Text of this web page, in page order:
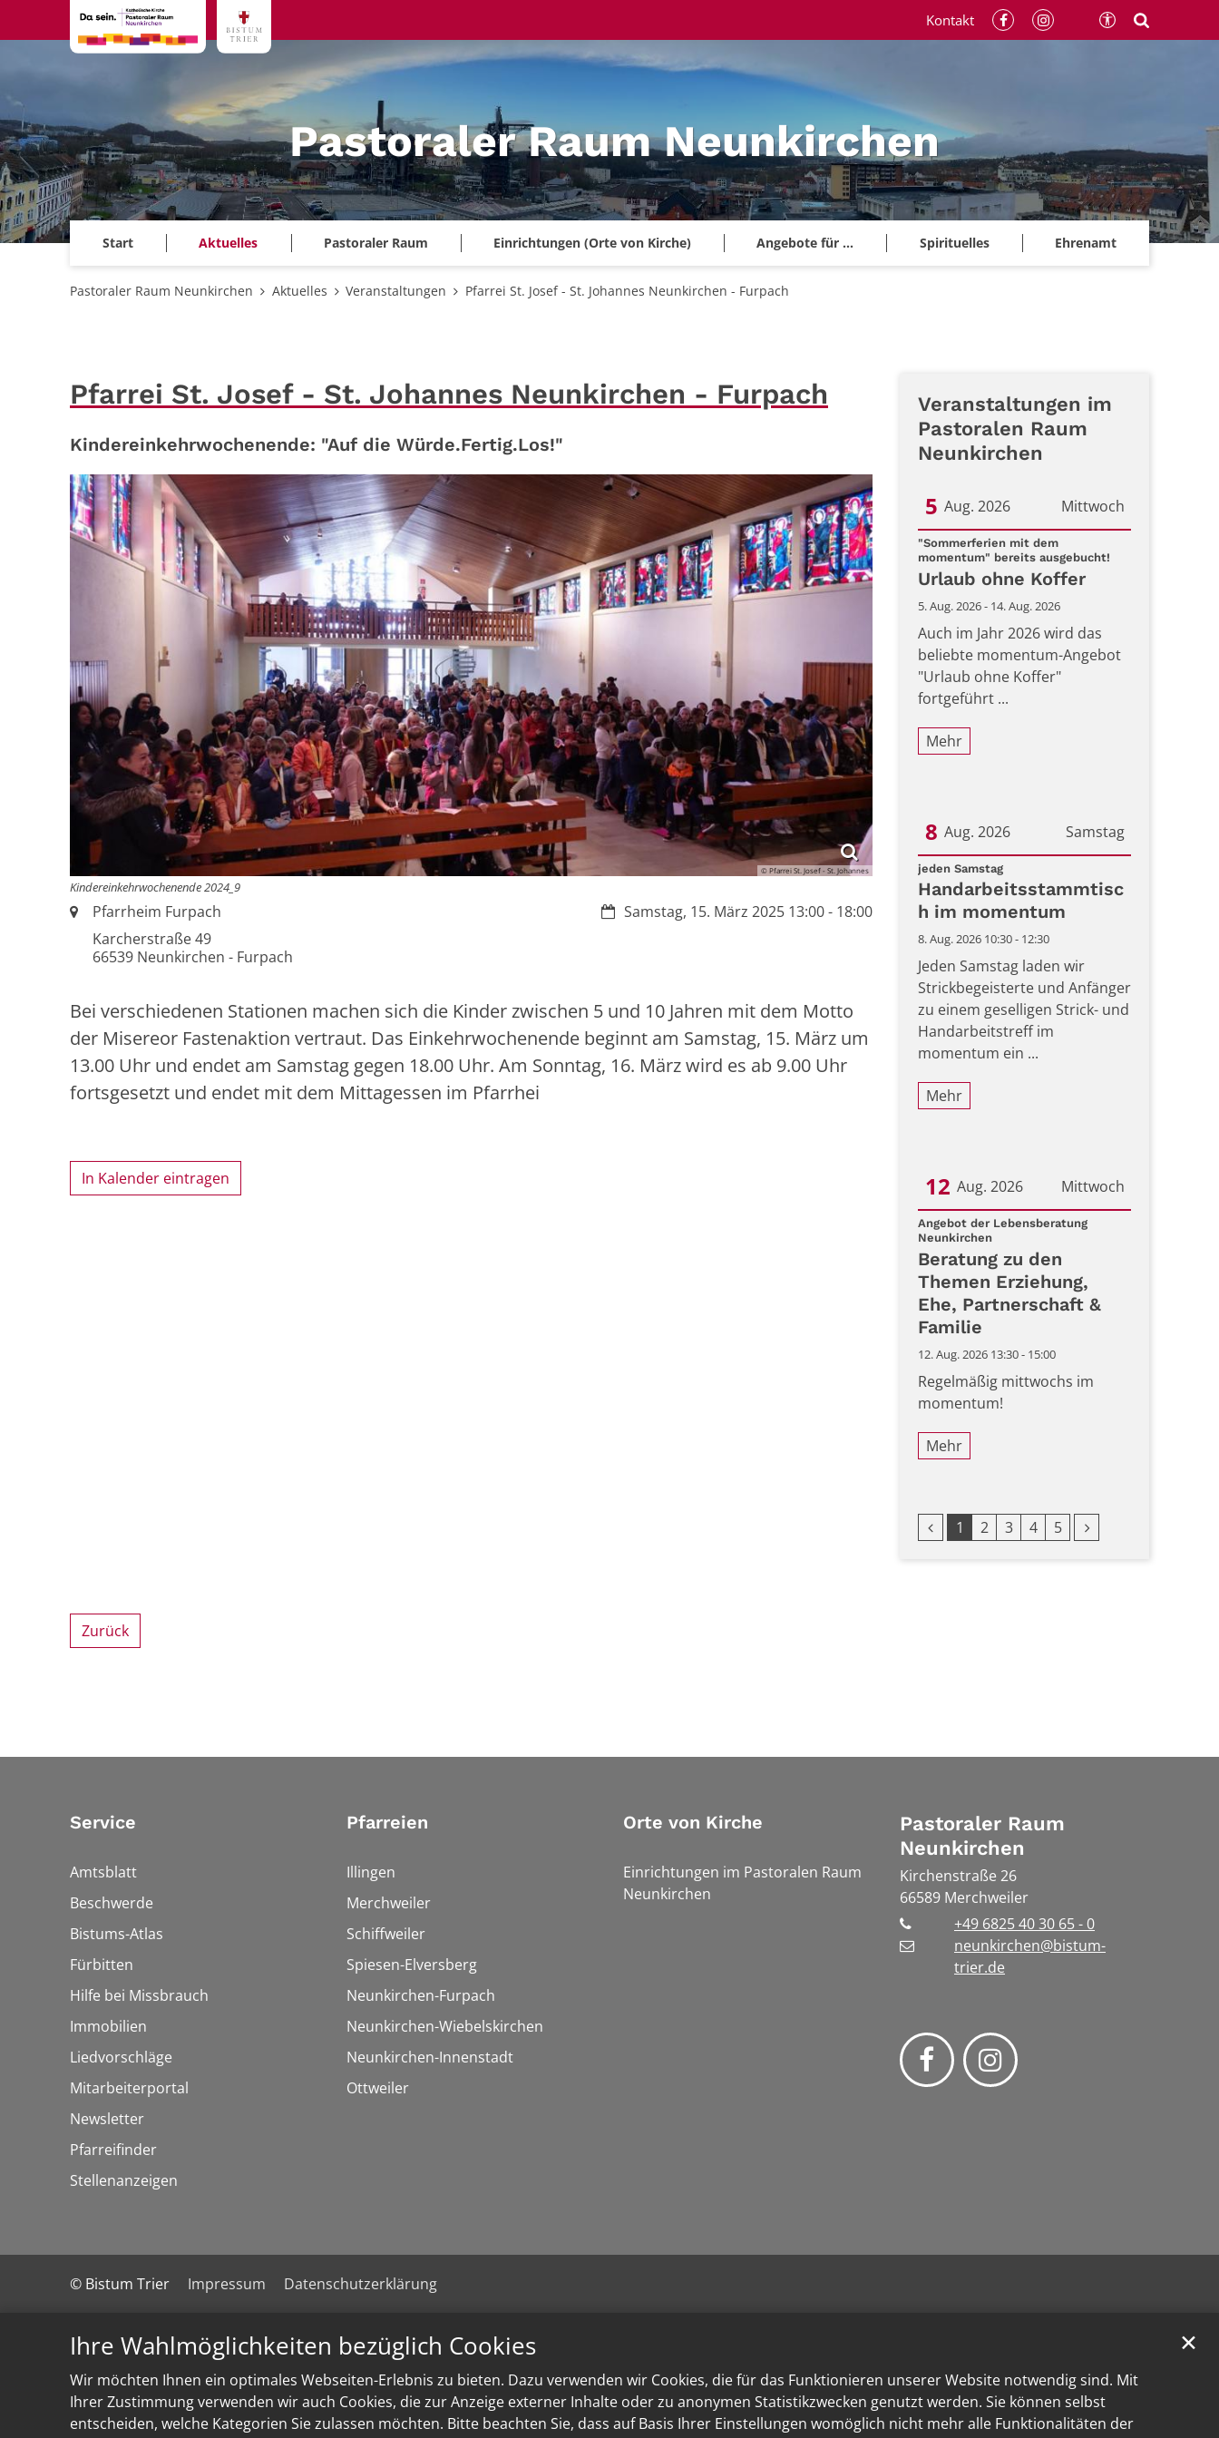
Ihre Wahlmöglichkeiten bezüglich Cookies
Wir möchten Ihnen ein optimales Webseiten-Erlebnis zu bieten. Dazu verwenden wir Cookies, die für das Funktionieren unserer Website notwendig sind. Mit
Ihrer Zustimmung verwenden wir auch Cookies, die zur Anzeige externer Inhalte oder zu anonymen Statistikzwecken genutzt werden. Sie können selbst
entscheiden, welche Kategorien Sie zulassen möchten. Bitte beachten Sie, dass auf Basis Ihrer Einstellungen womöglich nicht mehr alle Funktionalitäten der
✕
Zum Inhalt springen
Pastoraler Raum Neunkirchen
Start Aktuelles Pastoraler Raum Einrichtungen (Orte von Kirche) Angebote für ... Spirituelles Ehrenamt
Kontakt
Pastoraler Raum Neunkirchen Aktuelles Veranstaltungen Pfarrei St. Josef - St. Johannes Neunkirchen - Furpach
Pfarrei St. Josef - St. Johannes Neunkirchen - Furpach
Kindereinkehrwochenende: "Auf die Würde.Fertig.Los!"
© Pfarrei St. Josef - St. Johannes
Kindereinkehrwochenende 2024_9
Datum:
Samstag, 15. März 2025 13:00 - 18:00
Ort:Pfarrheim Furpach
Karcherstraße 49
66539 Neunkirchen - Furpach
Bei verschiedenen Stationen machen sich die Kinder zwischen 5 und 10 Jahren mit dem Motto
der Misereor Fastenaktion vertraut. Das Einkehrwochenende beginnt am Samstag, 15. März um
13.00 Uhr und endet am Samstag gegen 18.00 Uhr. Am Sonntag, 16. März wird es ab 9.00 Uhr
fortsgesetzt und endet mit dem Mittagessen im Pfarrhei
In Kalender eintragen
Veranstaltungen im
Pastoralen Raum
Neunkirchen
Mittwoch
5 Aug. 2026
Datum: 5. August 2026
"Sommerferien mit dem
momentum" bereits ausgebucht!
Urlaub ohne Koffer
5. Aug. 2026 - 14. Aug. 2026
Auch im Jahr 2026 wird das
beliebte momentum-Angebot
"Urlaub ohne Koffer"
fortgeführt ...
Mehr
Samstag
8 Aug. 2026
Datum: 8. August 2026
jeden Samstag:
Handarbeitsstammtisc
h im momentum
8. Aug. 2026 10:30 - 12:30
Jeden Samstag laden wir
Strickbegeisterte und Anfänger
zu einem geselligen Strick- und
Handarbeitstreff im
momentum ein ...
Mehr
Mittwoch
12 Aug. 2026
Datum: 12. August 2026
Angebot der Lebensberatung
Neunkirchen:
Beratung zu den
Themen Erziehung,
Ehe, Partnerschaft &
Familie
12. Aug. 2026 13:30 - 15:00
Regelmäßig mittwochs im
momentum!
Mehr
Vorherige Seite
1 2 3 4 5 Nächste Seite
Zurück
Service
Amtsblatt
Beschwerde
Bistums-Atlas
Fürbitten
Hilfe bei Missbrauch
Immobilien
Liedvorschläge
Mitarbeiterportal
Newsletter
Pfarreifinder
Stellenanzeigen
Pfarreien
Illingen
Merchweiler
Schiffweiler
Spiesen-Elversberg
Neunkirchen-Furpach
Neunkirchen-Wiebelskirchen
Neunkirchen-Innenstadt
Ottweiler
Orte von Kirche
Einrichtungen im Pastoralen Raum
Neunkirchen
Pastoraler Raum
Neunkirchen
Kirchenstraße 26
66589 Merchweiler
+49 6825 40 30 65 - 0
neunkirchen@bistum-
trier.de
© Bistum Trier Impressum Datenschutzerklärung